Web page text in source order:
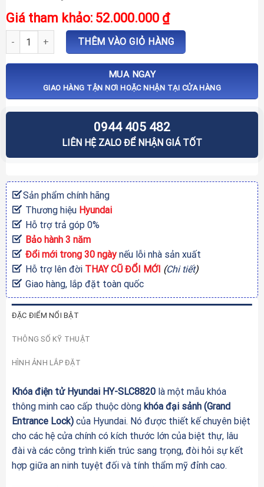
là:
65.000.000 ₫.
52.000.000 ₫hiện
tại
là:
52.000.000 ₫.
Khóa cửa thông minh biệt thự HYUNDAI HY-SLC8820 Bronze số
THÊM VÀO GIỎ HÀNG
MUA NGAY
GIAO HÀNG TẬN NƠI HOẶC NHẬN TẠI CỬA HÀNG
0944 405 482
LIÊN HỆ ZALO ĐỂ NHẬN GIÁ TỐT
Sản phẩm chính hãng
Thương hiệu Hyundai
Hỗ trợ trả góp 0%
Bảo hành 3 năm
Đổi mới trong 30 ngàynếu lỗi nhà sản xuất
Hỗ trợ lên đời THAY CŨ ĐỔI MỚI (Chi tiết)
Giao hàng, lắp đặt toàn quốc
ĐẶC ĐIỂM NỔI BẬT
THÔNG SỐ KỸ THUẬT
HÌNH ẢNH LẮP ĐẶT
Khóa điện tử Hyundai HY-SLC8820là một mẫu khóa
thông minh cao cấp thuộc dòng khóa đại sảnh(Grand
Entrance Lock)của Hyundai. Nó được thiết kế chuyên biệt
cho các hệ cửa chính có kích thước lớn của biệt thự, lâu
đài và các công trình kiến trúc sang trọng, đòi hỏi sự kết
hợp giữa an ninh tuyệt đối và tính thẩm mỹ đỉnh cao.